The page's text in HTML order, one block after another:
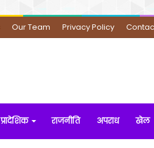
Our Team Privacy Policy
प्रादेशिक राजनीति अपराध खेल